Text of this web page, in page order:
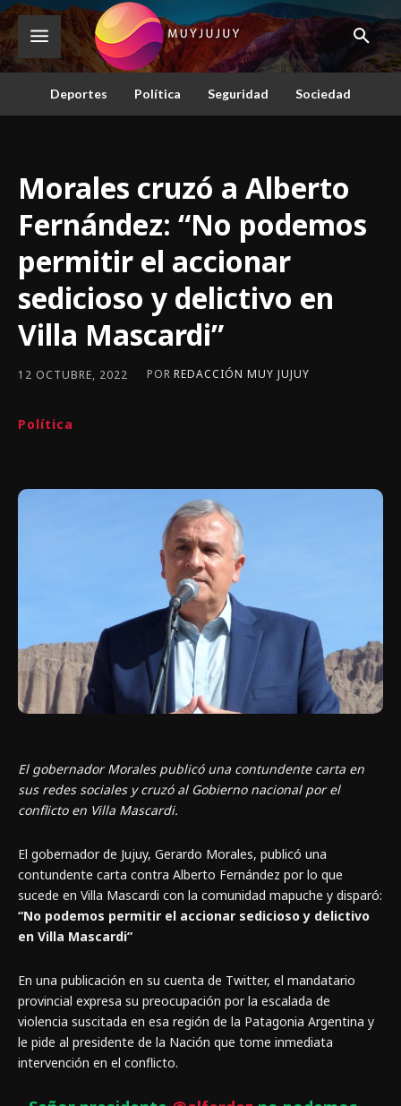
Deportes Política Seguridad Sociedad
Morales cruzó a Alberto
Fernández: “No podemos
permitir el accionar
sedicioso y delictivo en
Villa Mascardi”
12 OCTUBRE, 2022 POR REDACCIÓN MUY JUJUY
Política
El gobernador Morales publicó una contundente carta en
sus redes sociales y cruzó al Gobierno nacional por el
conflicto en Villa Mascardi.
El gobernador de Jujuy, Gerardo Morales, publicó una
contundente carta contra Alberto Fernández por lo que
sucede en Villa Mascardi con la comunidad mapuche y disparó:
“No podemos permitir el accionar sedicioso y delictivo
en Villa Mascardi”
En una publicación en su cuenta de Twitter, el mandatario
provincial expresa su preocupación por la escalada de
violencia suscitada en esa región de la Patagonia Argentina y
le pide al presidente de la Nación que tome inmediata
intervención en el conflicto.